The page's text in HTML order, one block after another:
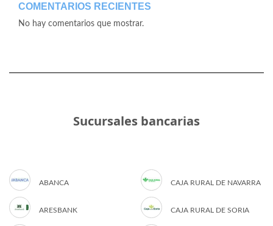
COMENTARIOS RECIENTES
No hay comentarios que mostrar.
Sucursales bancarias
ABANCA
ARESBANK
CAJA RURAL DE NAVARRA
CAJA RURAL DE SORIA